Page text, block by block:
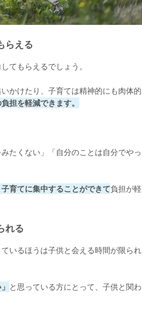
らえる
てもらえるでしょう。
かけたり、子育ては精神的にも肉体的
担を軽減できます。
たくない」「自分のことは自分でやっ
育てに集中することができて負担が軽
れる
いるほうは子供と会える時間が限られ
と思っている方にとって、子供と関わ